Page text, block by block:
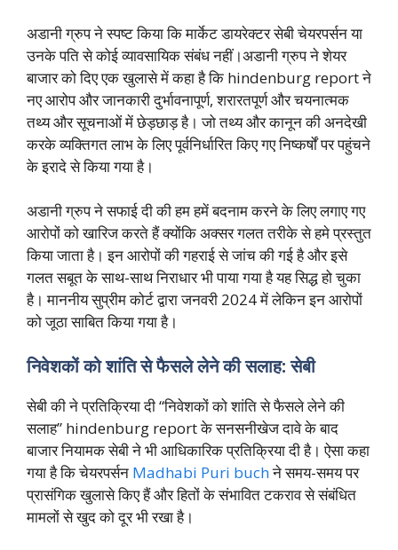
अडानी ग्रुप ने स्पष्ट किया कि मार्केट डायरेक्टर सेबी चेयरपर्सन या
उनके पति से कोई व्यावसायिक संबंध नहीं।अडानी ग्रुप ने शेयर
बाजार को दिए एक खुलासे में कहा है कि hindenburg report ने
नए आरोप और जानकारी दुर्भावनापूर्ण, शरारतपूर्ण और चयनात्मक
तथ्य और सूचनाओं में छेड़छाड़ है। जो तथ्य और कानून की अनदेखी
करके व्यक्तिगत लाभ के लिए पूर्वनिर्धारित किए गए निष्कर्षों पर पहुंचने
के इरादे से किया गया है।
अडानी ग्रुप ने सफाई दी की हम हमें बदनाम करने के लिए लगाए गए
आरोपों को खारिज करते हैं क्योंकि अक्सर गलत तरीके से हमे प्रस्तुत
किया जाता है। इन आरोपों की गहराई से जांच की गई है और इसे
गलत सबूत के साथ-साथ निराधार भी पाया गया है यह सिद्ध हो चुका
है। माननीय सुप्रीम कोर्ट द्वारा जनवरी 2024 में लेकिन इन आरोपों
को जूठा साबित किया गया है।
निवेशकों को शांति से फैसले लेने की सलाह: सेबी
सेबी की ने प्रतिक्रिया दी “निवेशकों को शांति से फैसले लेने की
सलाह” hindenburg report के सनसनीखेज दावे के बाद
बाजार नियामक सेबी ने भी आधिकारिक प्रतिक्रिया दी है। ऐसा कहा
गया है कि चेयरपर्सन Madhabi Puri buchने समय-समय पर
प्रासंगिक खुलासे किए हैं और हितों के संभावित टकराव से संबंधित
मामलों से खुद को दूर भी रखा है।